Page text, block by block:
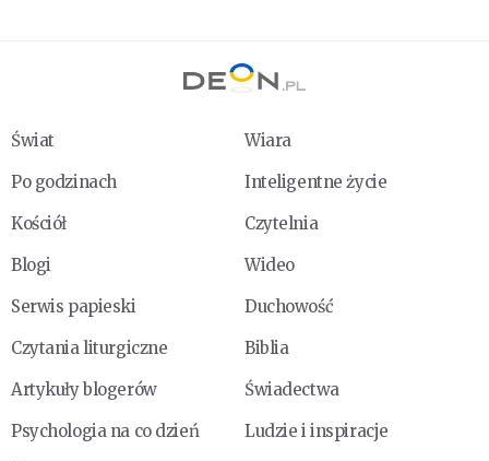
Świat
Wiara
Po godzinach
Inteligentne życie
Kościół
Czytelnia
Blogi
Wideo
Serwis papieski
Duchowość
Czytania liturgiczne
Biblia
Artykuły blogerów
Świadectwa
Psychologia na co dzień
Ludzie i inspiracje